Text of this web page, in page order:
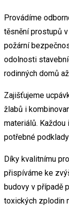
Provádíme
těsnění prostupů
požární
odolnosti
rodinných domů
Zajišťujeme
žlabů i
materiálů.
potřebné
Díky kvalitnímu
přispíváme ke
budovy v případě
toxických zplodin